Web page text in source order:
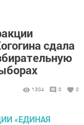
сдала
1304 0 0